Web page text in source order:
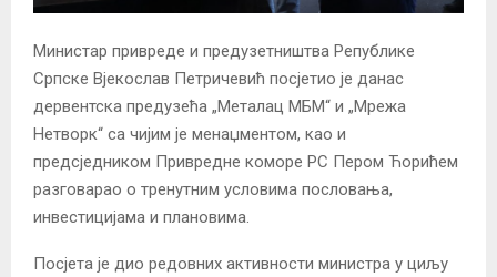
Министар привреде и предузетништва Републике
Српске Вјекослав Петричевић посјетио је данас
дервентска предузећа „Металац МБМ“ и „Мрежа
Нетворк“ са чијим је менаџментом, као и
предсједником Привредне коморе РС Пером Ћорићем
разговарао о тренутним условима пословања,
инвестицијама и плановима.
Посјета је дио редовних активности министра у циљу